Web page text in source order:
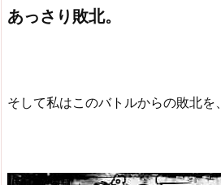
あっさり敗北。
そして私はこのバトルからの敗北を、